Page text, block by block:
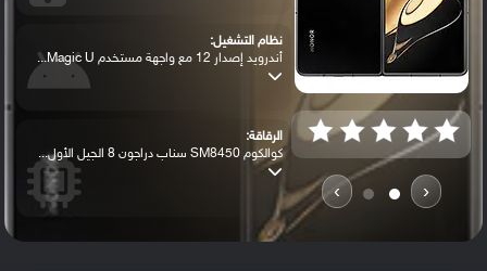
‹
›
نظام التشغيل:
أندرويد إصدار 12 مع واجهة مستخدم Magic U...
الرقاقة:
كوالكوم SM8450 سناب دراجون 8 الجيل الأول...
الرام / التخزين: